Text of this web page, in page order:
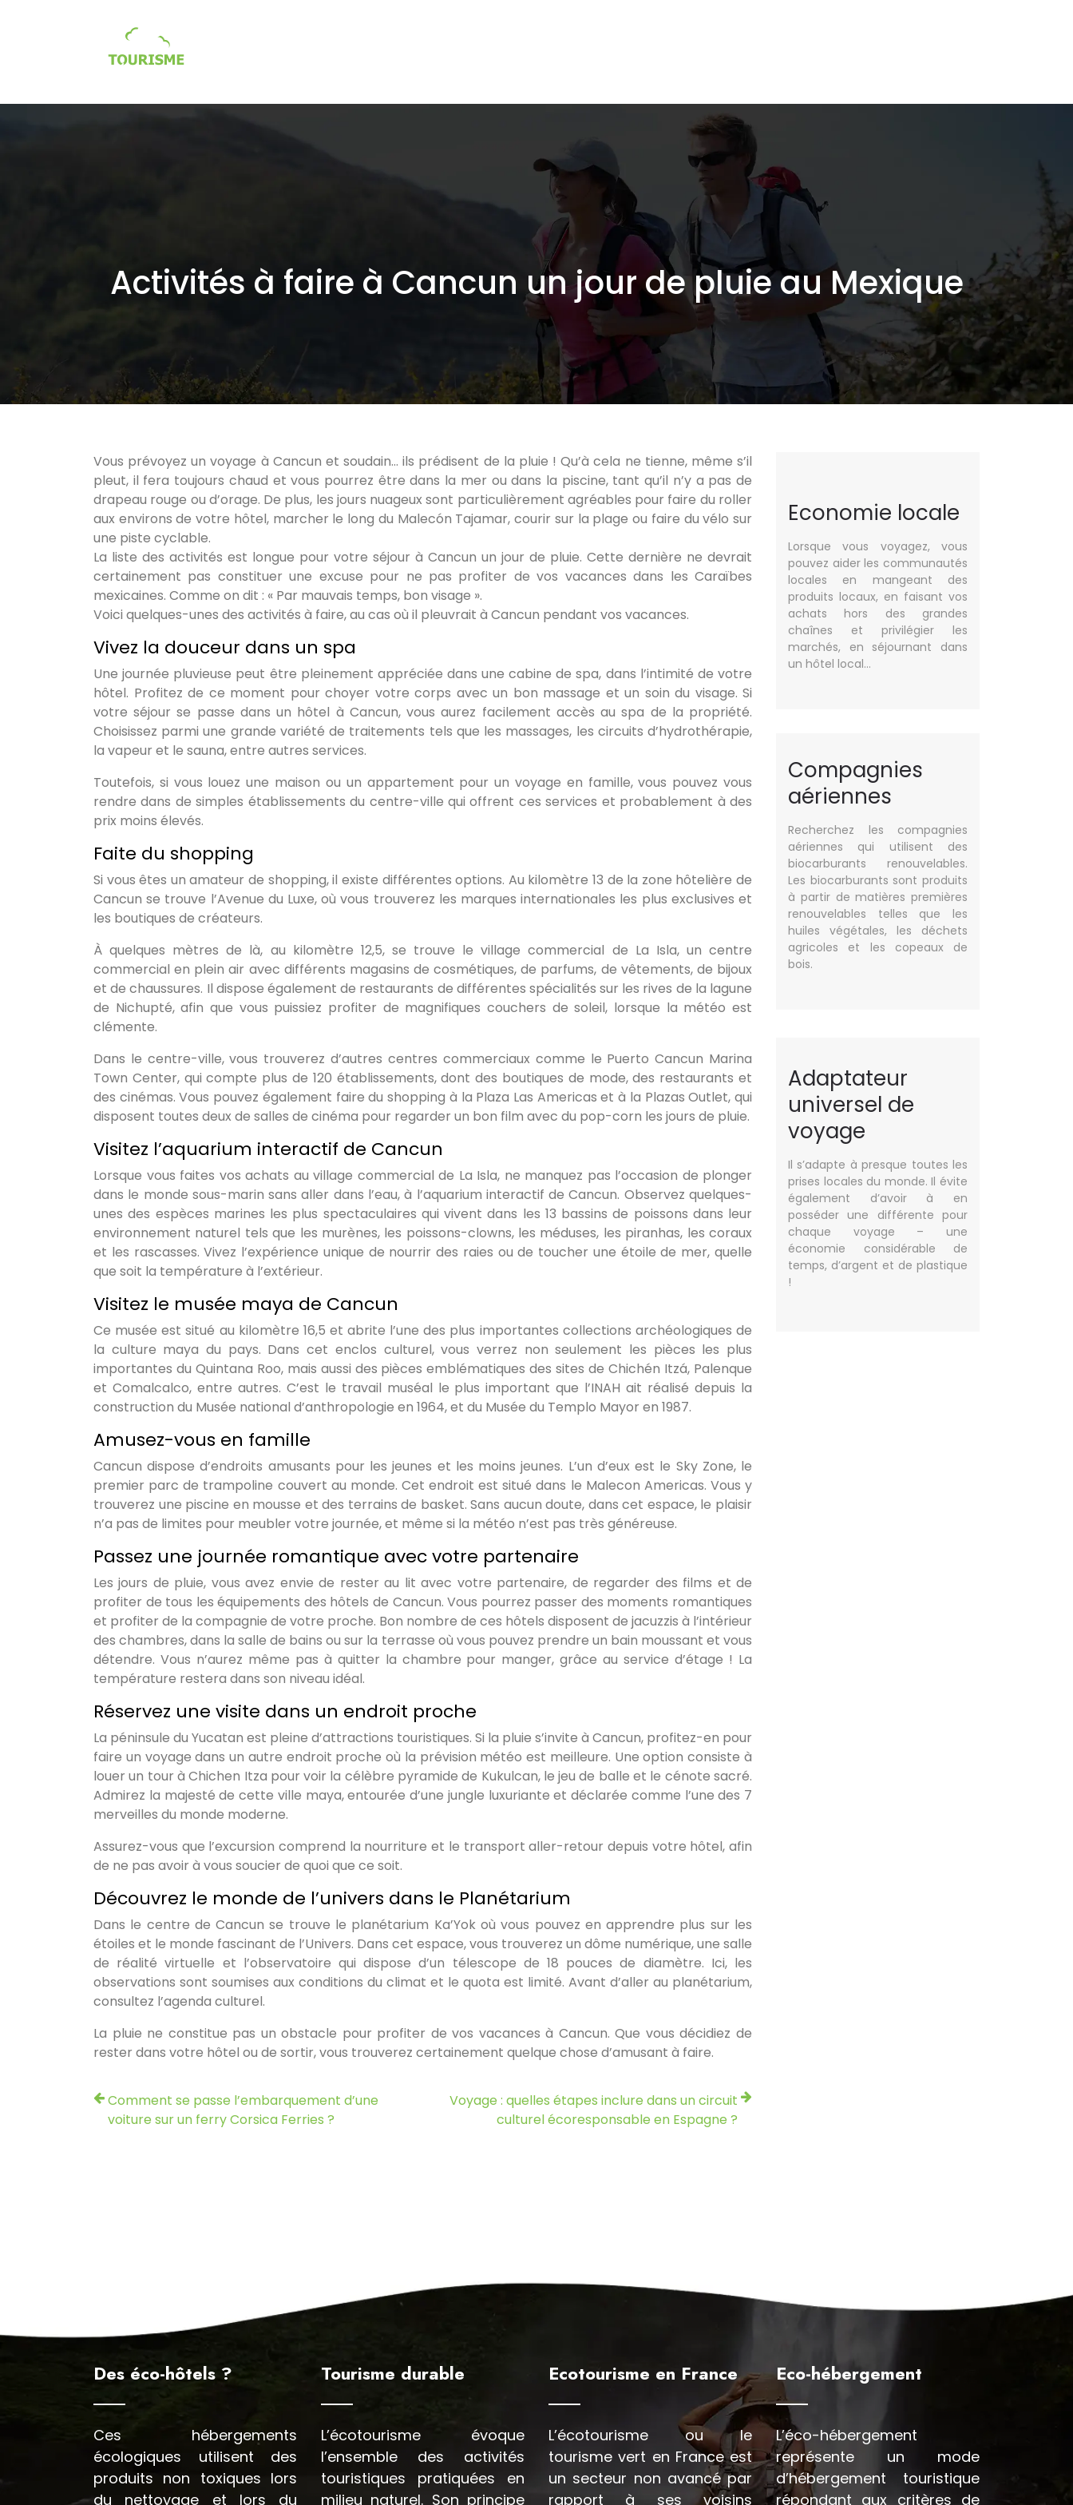
Activités à faire à Cancun un jour de pluie au Mexique
Vous prévoyez un voyage à Cancun et soudain… ils prédisent de la pluie ! Qu’à cela ne tienne, même s’il
pleut, il fera toujours chaud et vous pourrez être dans la mer ou dans la piscine, tant qu’il n’y a pas de
drapeau rouge ou d’orage. De plus, les jours nuageux sont particulièrement agréables pour faire du roller
aux environs de votre hôtel, marcher le long du Malecón Tajamar, courir sur la plage ou faire du vélo sur
une piste cyclable.
La liste des activités est longue pour votre séjour à Cancun un jour de pluie. Cette dernière ne devrait
certainement pas constituer une excuse pour ne pas profiter de vos vacances dans les Caraïbes
mexicaines. Comme on dit : « Par mauvais temps, bon visage ».
Voici quelques-unes des activités à faire, au cas où il pleuvrait à Cancun pendant vos vacances.
Vivez la douceur dans un spa
Une journée pluvieuse peut être pleinement appréciée dans une cabine de spa, dans l’intimité de votre
hôtel. Profitez de ce moment pour choyer votre corps avec un bon massage et un soin du visage. Si
votre séjour se passe dans un hôtel à Cancun, vous aurez facilement accès au spa de la propriété.
Choisissez parmi une grande variété de traitements tels que les massages, les circuits d’hydrothérapie,
la vapeur et le sauna, entre autres services.
Toutefois, si vous louez une maison ou un appartement pour un voyage en famille, vous pouvez vous
rendre dans de simples établissements du centre-ville qui offrent ces services et probablement à des
prix moins élevés.
Faite du shopping
Si vous êtes un amateur de shopping, il existe différentes options. Au kilomètre 13 de la zone hôtelière de
Cancun se trouve l’Avenue du Luxe, où vous trouverez les marques internationales les plus exclusives et
les boutiques de créateurs.
À quelques mètres de là, au kilomètre 12,5, se trouve le village commercial de La Isla, un centre
commercial en plein air avec différents magasins de cosmétiques, de parfums, de vêtements, de bijoux
et de chaussures. Il dispose également de restaurants de différentes spécialités sur les rives de la lagune
de Nichupté, afin que vous puissiez profiter de magnifiques couchers de soleil, lorsque la météo est
clémente.
Dans le centre-ville, vous trouverez d’autres centres commerciaux comme le Puerto Cancun Marina
Town Center, qui compte plus de 120 établissements, dont des boutiques de mode, des restaurants et
des cinémas. Vous pouvez également faire du shopping à la Plaza Las Americas et à la Plazas Outlet, qui
disposent toutes deux de salles de cinéma pour regarder un bon film avec du pop-corn les jours de pluie.
Visitez l’aquarium interactif de Cancun
Lorsque vous faites vos achats au village commercial de La Isla, ne manquez pas l’occasion de plonger
dans le monde sous-marin sans aller dans l’eau, à l’aquarium interactif de Cancun. Observez quelques-
unes des espèces marines les plus spectaculaires qui vivent dans les 13 bassins de poissons dans leur
environnement naturel tels que les murènes, les poissons-clowns, les méduses, les piranhas, les coraux
et les rascasses. Vivez l’expérience unique de nourrir des raies ou de toucher une étoile de mer, quelle
que soit la température à l’extérieur.
Visitez le musée maya de Cancun
Ce musée est situé au kilomètre 16,5 et abrite l’une des plus importantes collections archéologiques de
la culture maya du pays. Dans cet enclos culturel, vous verrez non seulement les pièces les plus
importantes du Quintana Roo, mais aussi des pièces emblématiques des sites de Chichén Itzá, Palenque
et Comalcalco, entre autres. C’est le travail muséal le plus important que l’INAH ait réalisé depuis la
construction du Musée national d’anthropologie en 1964, et du Musée du Templo Mayor en 1987.
Amusez-vous en famille
Cancun dispose d’endroits amusants pour les jeunes et les moins jeunes. L’un d’eux est le Sky Zone, le
premier parc de trampoline couvert au monde. Cet endroit est situé dans le Malecon Americas. Vous y
trouverez une piscine en mousse et des terrains de basket. Sans aucun doute, dans cet espace, le plaisir
n’a pas de limites pour meubler votre journée, et même si la météo n’est pas très généreuse.
Passez une journée romantique avec votre partenaire
Les jours de pluie, vous avez envie de rester au lit avec votre partenaire, de regarder des films et de
profiter de tous les équipements des hôtels de Cancun. Vous pourrez passer des moments romantiques
et profiter de la compagnie de votre proche. Bon nombre de ces hôtels disposent de jacuzzis à l’intérieur
des chambres, dans la salle de bains ou sur la terrasse où vous pouvez prendre un bain moussant et vous
détendre. Vous n’aurez même pas à quitter la chambre pour manger, grâce au service d’étage ! La
température restera dans son niveau idéal.
Réservez une visite dans un endroit proche
La péninsule du Yucatan est pleine d’attractions touristiques. Si la pluie s’invite à Cancun, profitez-en pour
faire un voyage dans un autre endroit proche où la prévision météo est meilleure. Une option consiste à
louer un tour à Chichen Itza pour voir la célèbre pyramide de Kukulcan, le jeu de balle et le cénote sacré.
Admirez la majesté de cette ville maya, entourée d’une jungle luxuriante et déclarée comme l’une des 7
merveilles du monde moderne.
Assurez-vous que l’excursion comprend la nourriture et le transport aller-retour depuis votre hôtel, afin
de ne pas avoir à vous soucier de quoi que ce soit.
Découvrez le monde de l’univers dans le Planétarium
Dans le centre de Cancun se trouve le planétarium Ka’Yok où vous pouvez en apprendre plus sur les
étoiles et le monde fascinant de l’Univers. Dans cet espace, vous trouverez un dôme numérique, une salle
de réalité virtuelle et l’observatoire qui dispose d’un télescope de 18 pouces de diamètre. Ici, les
observations sont soumises aux conditions du climat et le quota est limité. Avant d’aller au planétarium,
consultez l’agenda culturel.
La pluie ne constitue pas un obstacle pour profiter de vos vacances à Cancun. Que vous décidiez de
rester dans votre hôtel ou de sortir, vous trouverez certainement quelque chose d’amusant à faire.
Comment se passe l’embarquement d’une
voiture sur un ferry Corsica Ferries ?
Voyage : quelles étapes inclure dans un circuit
culturel écoresponsable en Espagne ?
Economie locale
Lorsque vous voyagez, vous
pouvez aider les communautés
locales en mangeant des
produits locaux, en faisant vos
achats hors des grandes
chaînes et privilégier les
marchés, en séjournant dans
un hôtel local…
Compagnies
aériennes
Recherchez les compagnies
aériennes qui utilisent des
biocarburants renouvelables.
Les biocarburants sont produits
à partir de matières premières
renouvelables telles que les
huiles végétales, les déchets
agricoles et les copeaux de
bois.
Adaptateur
universel de
voyage
Il s’adapte à presque toutes les
prises locales du monde. Il évite
également d’avoir à en
posséder une différente pour
chaque voyage – une
économie considérable de
temps, d’argent et de plastique
!
Des éco-hôtels ?
Ces hébergements
écologiques utilisent des
produits non toxiques lors
du nettoyage et lors du
Tourisme durable
L’écotourisme évoque
l’ensemble des activités
touristiques pratiquées en
milieu naturel. Son principe
Ecotourisme en France
L’écotourisme ou le
tourisme vert en France est
un secteur non avancé par
rapport à ses voisins
Eco-hébergement
L’éco-hébergement
représente un mode
d’hébergement touristique
répondant aux critères de